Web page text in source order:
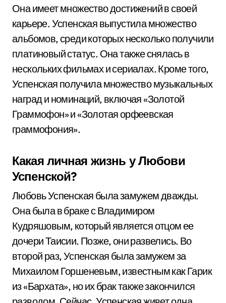
Она имеет множество достижений в своей
карьере. Успенская выпустила множество
альбомов, среди которых несколько получили
платиновый статус. Она также снялась в
нескольких фильмах и сериалах. Кроме того,
Успенская получила множество музыкальных
наград и номинаций, включая «Золотой
Граммофон» и «Золотая орфеевская
граммофония».
Какая личная жизнь у Любови
Успенской?
Любовь Успенская была замужем дважды.
Она была в браке с Владимиром
Кудряшовым, который является отцом ее
дочери Таисии. Позже, они развелись. Во
второй раз, Успенская была замужем за
Михаилом Горшеневым, известным как Гарик
из «Бархата», но их брак также закончился